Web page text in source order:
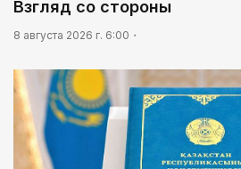
Взгляд со стороны
8 августа 2026 г. 6:00